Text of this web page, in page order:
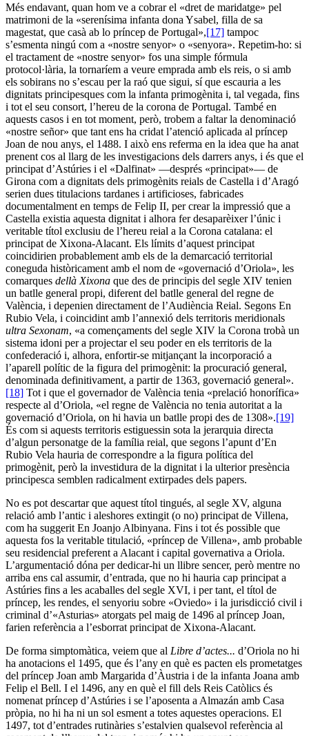
Més endavant, quan hom ve a cobrar el «dret de maridatge» pel
matrimoni de la «serenísima infanta dona Ysabel, filla de sa
magestat, que casà ab lo príncep de Portugal»,[17] tampoc
s’esmenta ningú com a «nostre senyor» o «senyora». Repetim-ho: si
el tractament de «nostre senyor» fos una simple fórmula
protocol·lària, la tornaríem a veure emprada amb els reis, o si amb
els sobirans no s’escau per la raó que sigui, sí que escauria a les
dignitats principesques com la infanta primogènita i, tal vegada, fins
i tot el seu consort, l’hereu de la corona de Portugal. També en
aquests casos i en tot moment, però, trobem a faltar la denominació
«nostre señor» que tant ens ha cridat l’atenció aplicada al príncep
Joan de nou anys, el 1488. I això ens referma en la idea que ha anat
prenent cos al llarg de les investigacions dels darrers anys, i és que el
principat d’Astúries i el «Dalfinat» —després «principat»— de
Girona com a dignitats dels primogènits reials de Castella i d’Aragó
serien dues titulacions tardanes i artificioses, fabricades
documentalment en temps de Felip II, per crear la impressió que a
Castella existia aquesta dignitat i alhora fer desaparèixer l’únic i
veritable títol exclusiu de l’hereu reial a la Corona catalana: el
principat de Xixona-Alacant. Els límits d’aquest principat
coincidirien probablement amb els de la demarcació territorial
coneguda històricament amb el nom de «governació d’Oriola», les
comarques dellà Xixona que des de principis del segle XIV tenien
un batlle general propi, diferent del batlle general del regne de
València, i depenien directament de l’Audiència Reial. Segons En
Rubio Vela, i coincidint amb l’annexió dels territoris meridionals
ultra Sexonam, «a començaments del segle XIV la Corona trobà un
sistema idoni per a projectar el seu poder en els territoris de la
confederació i, alhora, enfortir-se mitjançant la incorporació a
l’aparell polític de la figura del primogènit: la procuració general,
denominada definitivament, a partir de 1363, governació general».
[18] Tot i que el governador de València tenia «prelació honorífica»
respecte al d’Oriola, «el regne de València no tenia autoritat a la
governació d’Oriola, on hi havia un batlle propi des de 1308».[19]
És com si aquests territoris estiguessin sota la jerarquia directa
d’algun personatge de la família reial, que segons l’apunt d’En
Rubio Vela hauria de correspondre a la figura política del
primogènit, però la investidura de la dignitat i la ulterior presència
principesca semblen radicalment extirpades dels papers.
No es pot descartar que aquest títol tingués, al segle XV, alguna
relació amb l’antic i aleshores extingit (o no) principat de Villena,
com ha suggerit En Joanjo Albinyana. Fins i tot és possible que
aquesta fos la veritable titulació, «príncep de Villena», amb probable
seu residencial preferent a Alacant i capital governativa a Oriola.
L’argumentació dóna per dedicar-hi un llibre sencer, però mentre no
arriba ens cal assumir, d’entrada, que no hi hauria cap principat a
Astúries fins a les acaballes del segle XVI, i per tant, el títol de
príncep, les rendes, el senyoriu sobre «Oviedo» i la jurisdicció civil i
criminal d’«Asturias» atorgats pel maig de 1496 al príncep Joan,
farien referència a l’esborrat principat de Xixona-Alacant.
De forma simptomàtica, veiem que al Libre d’actes... d’Oriola no hi
ha anotacions el 1495, que és l’any en què es pacten els prometatges
del príncep Joan amb Margarida d’Àustria i de la infanta Joana amb
Felip el Bell. I el 1496, any en què el fill dels Reis Catòlics és
nomenat príncep d’Astúries i se l’aposenta a Almazán amb Casa
pròpia, no hi ha ni un sol esment a totes aquestes operacions. El
1497, tot d’entrades rutinàries s’estalvien qualsevol referència al